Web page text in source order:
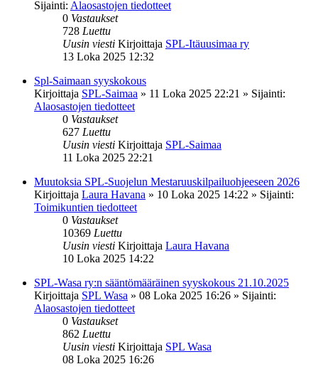
Sijainti: Alaosastojen tiedotteet
0 Vastaukset
728 Luettu
Uusin viesti Kirjoittaja SPL-Itäuusimaa ry
13 Loka 2025 12:32
Spl-Saimaan syyskokous
Kirjoittaja SPL-Saimaa » 11 Loka 2025 22:21 » Sijainti:
Alaosastojen tiedotteet
0 Vastaukset
627 Luettu
Uusin viesti Kirjoittaja SPL-Saimaa
11 Loka 2025 22:21
Muutoksia SPL-Suojelun Mestaruuskilpailuohjeeseen 2026
Kirjoittaja Laura Havana » 10 Loka 2025 14:22 » Sijainti:
Toimikuntien tiedotteet
0 Vastaukset
10369 Luettu
Uusin viesti Kirjoittaja Laura Havana
10 Loka 2025 14:22
SPL-Wasa ry:n sääntömääräinen syyskokous 21.10.2025
Kirjoittaja SPL Wasa » 08 Loka 2025 16:26 » Sijainti:
Alaosastojen tiedotteet
0 Vastaukset
862 Luettu
Uusin viesti Kirjoittaja SPL Wasa
08 Loka 2025 16:26